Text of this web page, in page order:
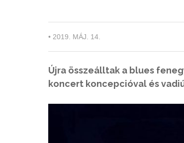
• 2019. MÁJ. 14.
Újra összeálltak a blues
koncert koncepcióval és